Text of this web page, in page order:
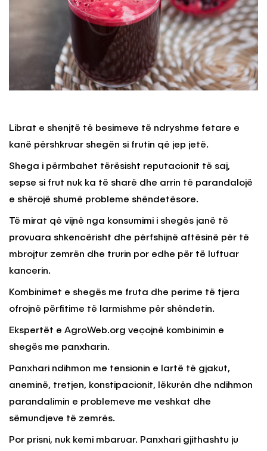
Librat e shenjtë të besimeve të ndryshme fetare e
kanë përshkruar shegën si frutin që jep jetë.
Shega i përmbahet tërësisht reputacionit të saj,
sepse si frut nuk ka të sharë dhe arrin të parandalojë
e shërojë shumë probleme shëndetësore.
Të mirat që vijnë nga konsumimi i shegës janë të
provuara shkencërisht dhe përfshijnë aftësinë për të
mbrojtur zemrën dhe trurin por edhe për të luftuar
kancerin.
Kombinimet e shegës me fruta dhe perime të tjera
ofrojnë përfitime të larmishme për shëndetin.
Ekspertët e AgroWeb.org veçojnë kombinimin e
shegës me panxharin.
Panxhari ndihmon me tensionin e lartë të gjakut,
aneminë, tretjen, konstipacionit, lëkurën dhe ndihmon
parandalimin e problemeve me veshkat dhe
sëmundjeve të zemrës.
Por prisni, nuk kemi mbaruar. Panxhari gjithashtu ju